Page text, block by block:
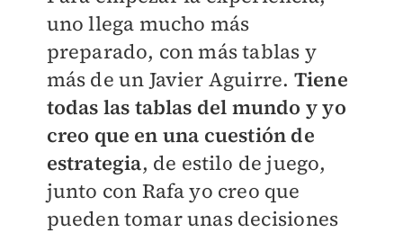
uno llega mucho más
preparado, con más tablas y
más de un Javier Aguirre. Tiene
todas las tablas del mundo y yo
creo que en una cuestión de
estrategia, de estilo de juego,
junto con Rafa yo creo que
pueden tomar unas decisiones